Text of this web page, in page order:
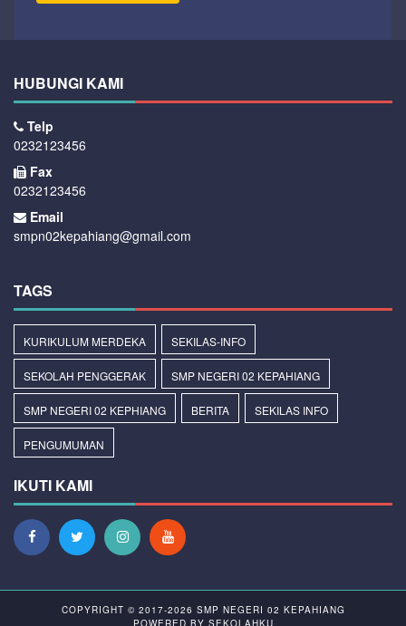
HUBUNGI KAMI
Telp
0232123456
Fax
0232123456
Email
smpn02kepahiang@gmail.com
TAGS
KURIKULUM MERDEKA SEKILAS-INFO
SEKOLAH PENGGERAK SMP NEGERI 02 KEPAHIANG
SMP NEGERI 02 KEPHIANG BERITA SEKILAS INFO
PENGUMUMAN
IKUTI KAMI
COPYRIGHT © 2017-2026 SMP NEGERI 02 KEPAHIANG